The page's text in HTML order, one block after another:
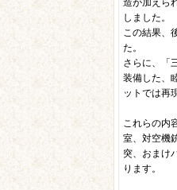
造が加えら
しました。
この結果、
た。
さらに、「
装備した、
ットでは再
これらの内
室、対空機
突、おまけ
ります。